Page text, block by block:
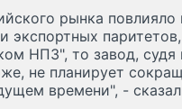
рынка
экспортных
НПЗ", то завод,
не планирует
времени", -